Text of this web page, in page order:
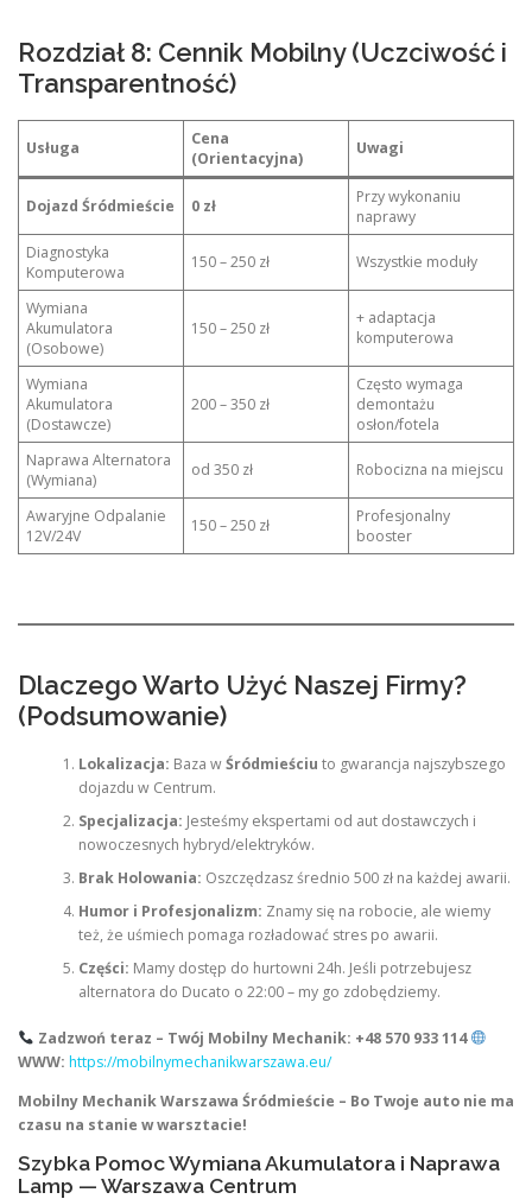
Rozdział 8: Cennik Mobilny (Uczciwość i
Transparentność)
Usługa
Cena
(Orientacyjna)
Uwagi
Dojazd Śródmieście 0 zł
Przy wykonaniu
naprawy
Diagnostyka
Komputerowa
150 – 250 zł Wszystkie moduły
Wymiana
Akumulatora
(Osobowe)
150 – 250 zł
+ adaptacja
komputerowa
Wymiana
Akumulatora
(Dostawcze)
200 – 350 zł
Często wymaga
demontażu
osłon/fotela
Naprawa Alternatora
(Wymiana)
od 350 zł Robocizna na miejscu
Awaryjne Odpalanie
12V/24V
150 – 250 zł
Profesjonalny
booster
Dlaczego Warto Użyć Naszej Firmy?
(Podsumowanie)
Lokalizacja: Baza wŚródmieściu to gwarancja najszybszego
dojazdu w Centrum.
Specjalizacja: Jesteśmy ekspertami od aut dostawczych i
nowoczesnych hybryd/elektryków.
Brak Holowania: Oszczędzasz średnio 500 zł na każdej awarii.
Humor i Profesjonalizm: Znamy się na robocie, ale wiemy
też, że uśmiech pomaga rozładować stres po awarii.
Części: Mamy dostęp do hurtowni 24h. Jeśli potrzebujesz
alternatora do Ducato o 22:00 – my go zdobędziemy.
Zadzwoń teraz – Twój Mobilny Mechanik: +48 570 933 114
WWW: https://mobilnymechanikwarszawa.eu/
Mobilny Mechanik Warszawa Śródmieście – Bo Twoje auto nie ma
czasu na stanie w warsztacie!
Szybka Pomoc Wymiana Akumulatora i Naprawa
Lamp — Warszawa Centrum